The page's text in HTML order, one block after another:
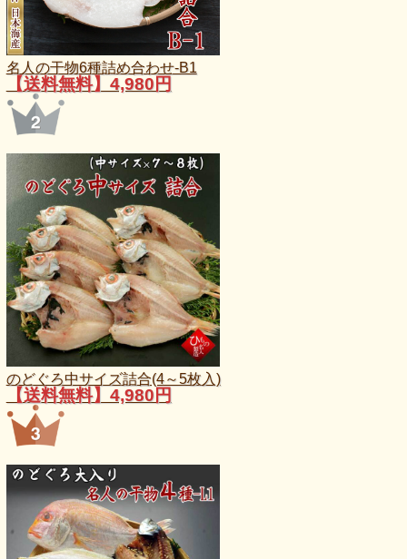
名人の干物6種詰め合わせ-B1
【送料無料】4,980円
のどぐろ中サイズ詰合(4～5枚入)
【送料無料】4,980円